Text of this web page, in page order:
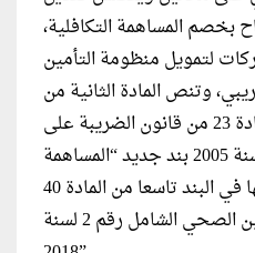
للسماح بخصم المساهمة التكافلية،
لتمويل منظومة التأمين
وتنص المادة الثانية من
المشروع على أن يضاف للمادة 23 من قانون الضريبة على
الدخل الصادر رقم 91 لسنة 2005 بند جديد “المساهمة
التكافلية المنصوص عليها في البند تاسعا من المادة 40
من قانون نظام التأمين الصحي الشامل رقم 2 لسنة